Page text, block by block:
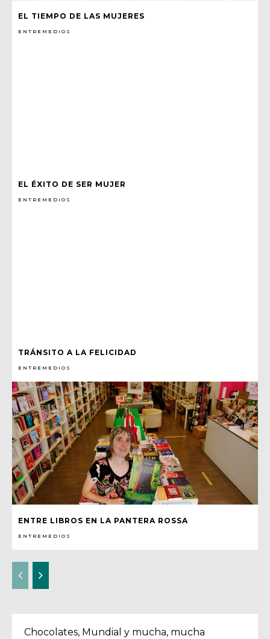
EL TIEMPO DE LAS MUJERES
ENTREMEDIOS
EL ÉXITO DE SER MUJER
ENTREMEDIOS
TRÁNSITO A LA FELICIDAD
ENTREMEDIOS
ENTRE LIBROS EN LA PANTERA ROSSA
ENTREMEDIOS
Chocolates, Mundial y mucha, mucha